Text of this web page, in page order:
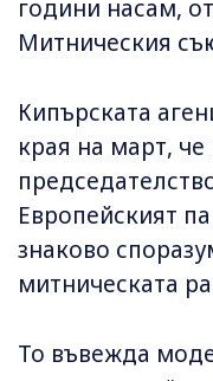
години насам,
Митническия
Кипърската
края на март,
Европейският
знаково
митническата
То въвежда